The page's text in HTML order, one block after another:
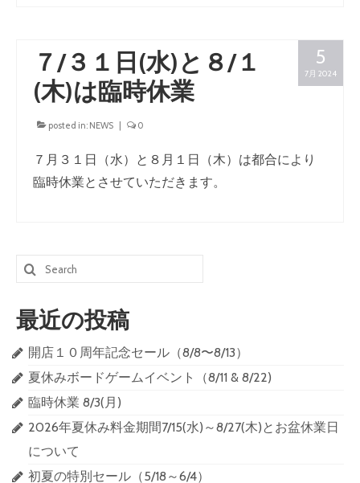
5
7月 2024
７/３１日(水)と８/１
(木)は臨時休業
posted in: NEWS 0
７月３１日（水）と８月１日（木）は都合により
臨時休業とさせていただきます。
Search
for:
最近の投稿
開店１０周年記念セール（8/8〜8/13）
夏休みボードゲームイベント（8/11 & 8/22)
臨時休業 8/3(月)
2026年夏休み料金期間7/15(水)～8/27(木)とお盆休業日
について
初夏の特別セール（5/18～6/4）